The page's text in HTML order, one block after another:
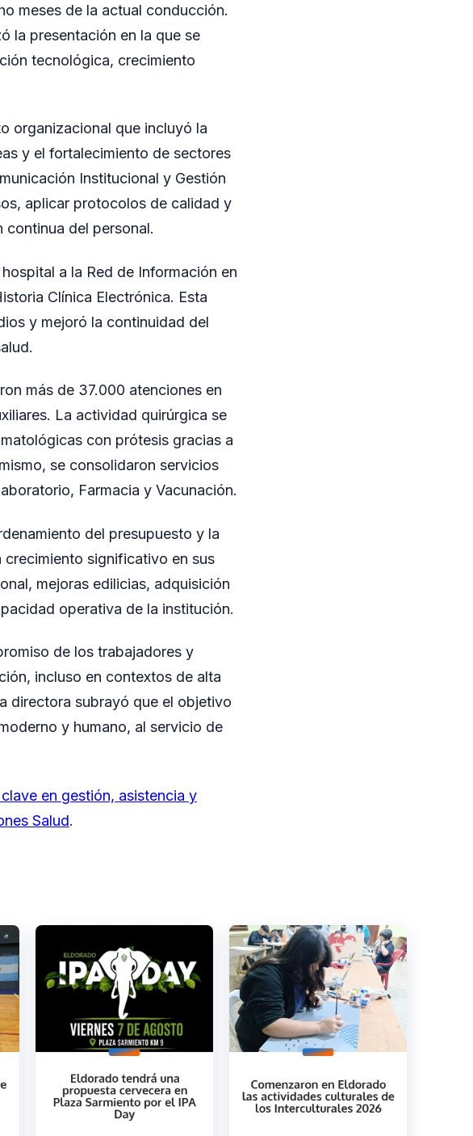
meses de la actual conducción.
la presentación en la que se
tecnológica, crecimiento
organizacional que incluyó la
y el fortalecimiento de sectores
Institucional y Gestión
aplicar protocolos de calidad y
continua del personal.
a la Red de Información en
Clínica Electrónica. Esta
y mejoró la continuidad del
más de 37.000 atenciones en
La actividad quirúrgica se
con prótesis gracias a
se consolidaron servicios
Farmacia y Vacunación.
del presupuesto y la
crecimiento significativo en sus
mejoras edilicias, adquisición
operativa de la institución.
de los trabajadores y
incluso en contextos de alta
directora subrayó que el objetivo
y humano, al servicio de
en gestión, asistencia y
Salud.